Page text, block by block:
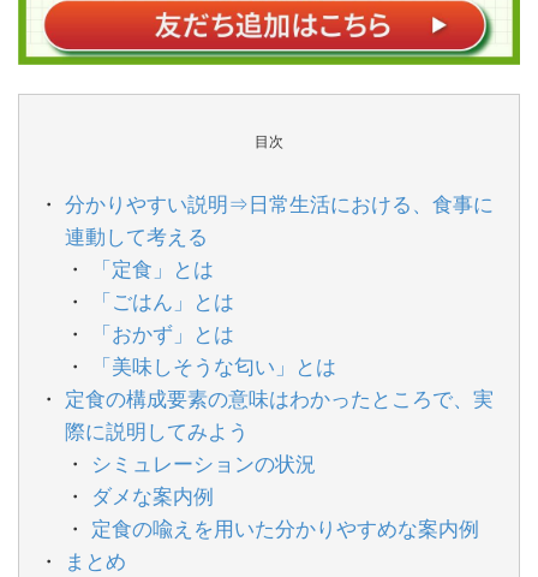
目次
分かりやすい説明⇒日常生活における、食事に
連動して考える
「定食」とは
「ごはん」とは
「おかず」とは
「美味しそうな匂い」とは
定食の構成要素の意味はわかったところで、実
際に説明してみよう
シミュレーションの状況
ダメな案内例
定食の喩えを用いた分かりやすめな案内例
まとめ